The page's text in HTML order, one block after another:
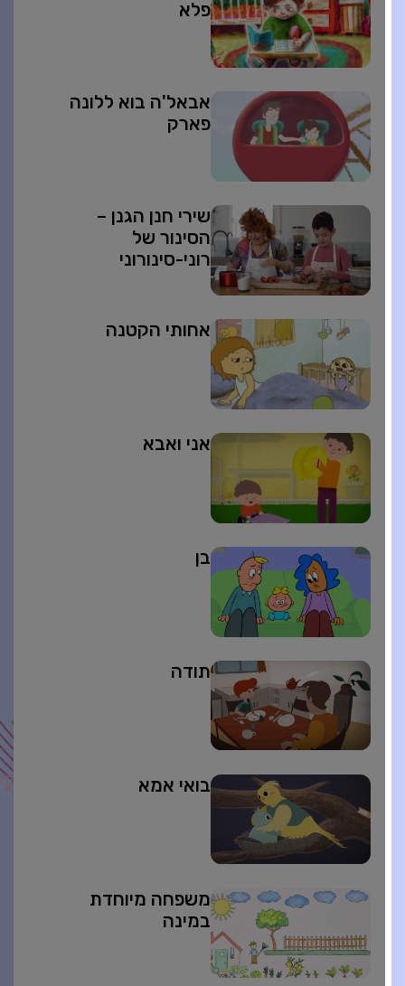
פלא
אבאל'ה בוא ללונה
פארק
שירי חנן הגנן –
הסינור של
רוני-סינורוני
אחותי הקטנה
אני ואבא
בן
תודה
בואי אמא
משפחה מיוחדת
במינה